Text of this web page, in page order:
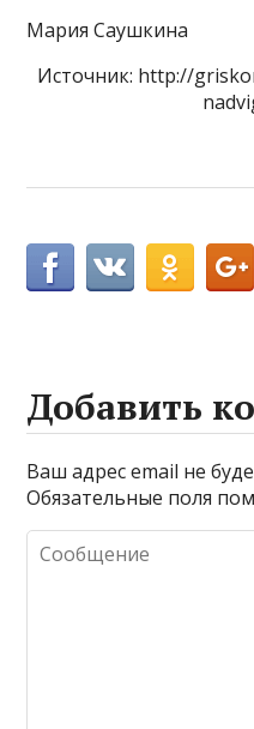
Мария Саушкина
Источник: http://
Добавить
Ваш адрес email не
Обязательные поля